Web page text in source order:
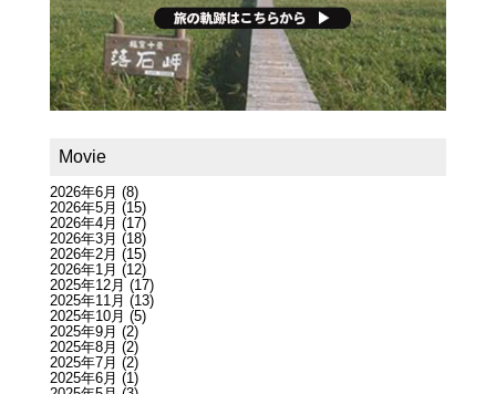
Movie
2026年6月 (8)
2026年5月 (15)
2026年4月 (17)
2026年3月 (18)
2026年2月 (15)
2026年1月 (12)
2025年12月 (17)
2025年11月 (13)
2025年10月 (5)
2025年9月 (2)
2025年8月 (2)
2025年7月 (2)
2025年6月 (1)